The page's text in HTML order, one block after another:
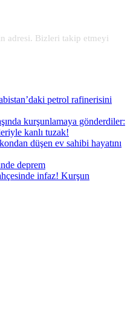
adresi. Bizleri takip etmeyi
petrol rafinerisini
kurşunlamaya gönderdiler:
kanlı tuzak!
düşen ev sahibi hayatını
deprem
infaz! Kurşun